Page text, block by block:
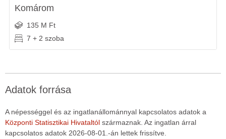
Komárom
135 M Ft
7 + 2 szoba
Adatok forrása
A népességgel és az ingatlanállománnyal kapcsolatos adatok a
Központi Statisztikai Hivataltól származnak. Az ingatlan árral
kapcsolatos adatok 2026-08-01.-án lettek frissítve.